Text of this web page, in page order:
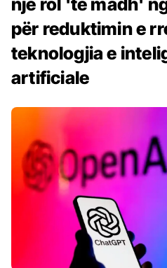
një rol 'të madh'
për reduktimin e
teknologjia e
artificiale